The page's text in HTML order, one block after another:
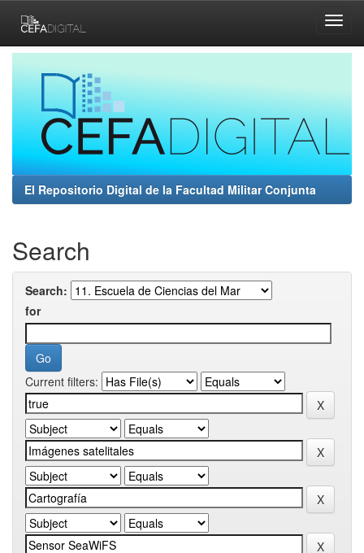
navigation
El Repositorio Digital de la Facultad Militar Conjunta
Search
Search:
for
Current filters: